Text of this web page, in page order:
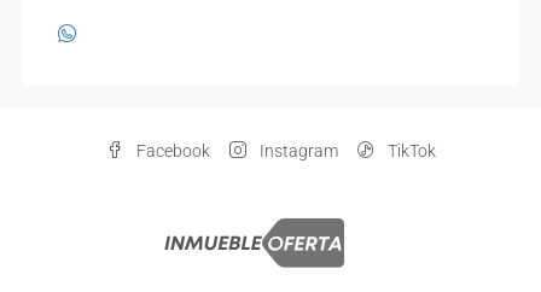
Facebook Instagram TikTok